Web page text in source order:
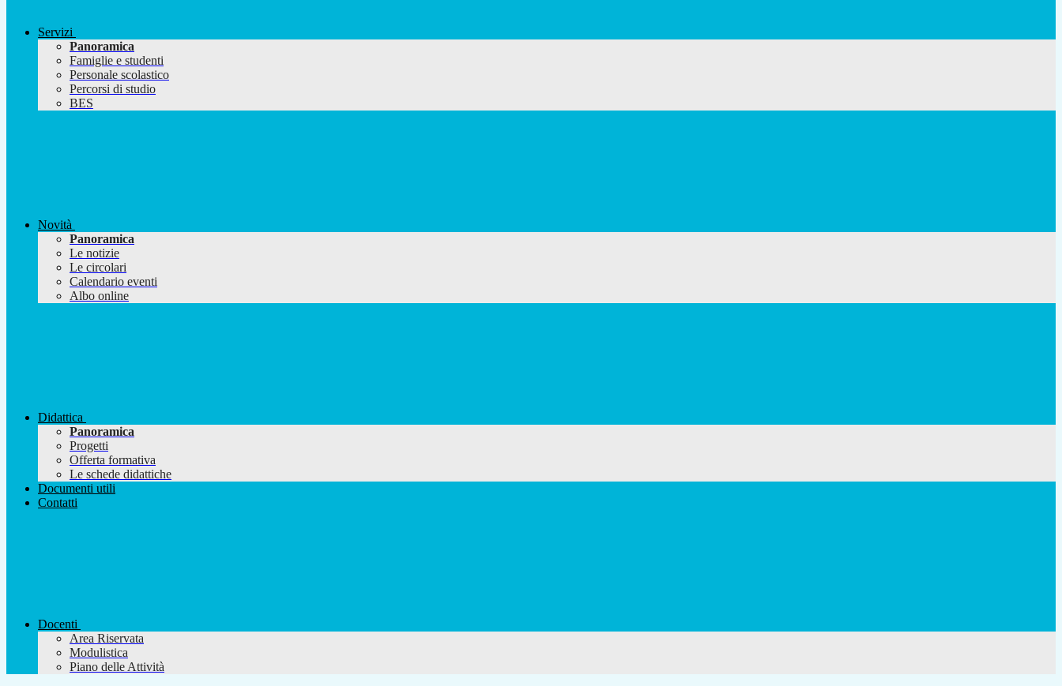
Servizi
Panoramica
Famiglie e studenti
Personale scolastico
Percorsi di studio
BES
Novità
Panoramica
Le notizie
Le circolari
Calendario eventi
Albo online
Didattica
Panoramica
Progetti
Offerta formativa
Le schede didattiche
Documenti utili
Contatti
Docenti
Area Riservata
Modulistica
Piano delle Attività